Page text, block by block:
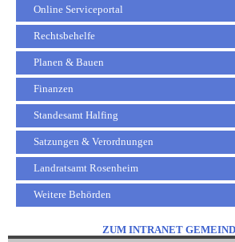
Online Serviceportal
Rechtsbehelfe
Planen & Bauen
Finanzen
Standesamt Halfing
Satzungen & Verordnungen
Landratsamt Rosenheim
Weitere Behörden
ZUM INTRANET